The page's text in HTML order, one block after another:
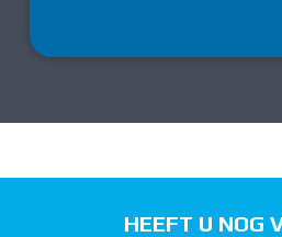
HEEFT U NOG